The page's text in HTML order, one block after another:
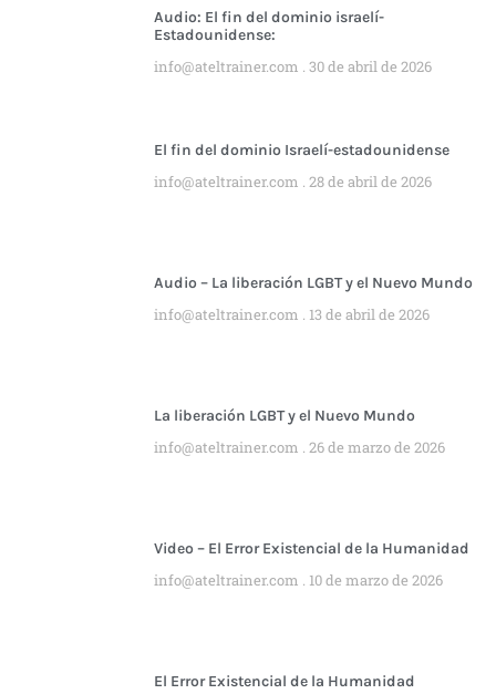
Audio: El fin del dominio israelí-
Estadounidense:
info@ateltrainer.com 30 de abril de 2026
El fin del dominio Israelí-estadounidense
info@ateltrainer.com 28 de abril de 2026
Audio – La liberación LGBT y el Nuevo Mundo
info@ateltrainer.com 13 de abril de 2026
La liberación LGBT y el Nuevo Mundo
info@ateltrainer.com 26 de marzo de 2026
Video – El Error Existencial de la Humanidad
info@ateltrainer.com 10 de marzo de 2026
El Error Existencial de la Humanidad